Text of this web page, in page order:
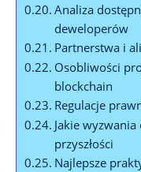
Analiza
deweloperów
Partnerstwa ⁣i
Osobliwości‍
blockchain
Regulacje
Jakie
przyszłości
Najlepsze